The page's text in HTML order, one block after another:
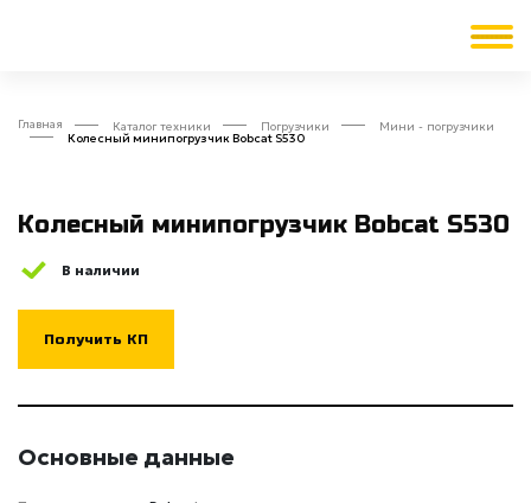
Главная Каталог техники Погрузчики Мини - погрузчики
Колесный минипогрузчик Bobcat S530
Колесный минипогрузчик Bobcat S530
В наличии
Получить КП
Основные данные